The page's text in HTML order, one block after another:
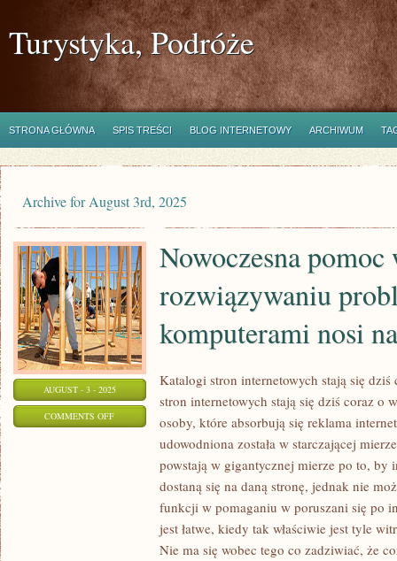
Turystyka, Podróże
STRONA GŁÓWNA SPIS TREŚCI BLOG INTERNETOWY ARCHIWUM
Archive for August 3rd, 2025
AUGUST - 3 - 2025
COMMENTS OFFON
NOWOCZESNA
ROZWIĄZYWANIU
PROBLEMÓW
Nowoczesna pomoc
rozwiązywaniu
komputerami nosi
Katalogi stron internetowych stają się
stron internetowych stają się dziś coraz o
osoby, które absorbują się reklama
udowodniona została w starczającej
powstają w gigantycznej mierze po to, by
dostaną się na daną stronę, jednak nie
funkcji w pomaganiu w poruszani się po
jest łatwe, kiedy tak właściwie jest tyle
Nie ma się wobec tego co zadziwiać, że